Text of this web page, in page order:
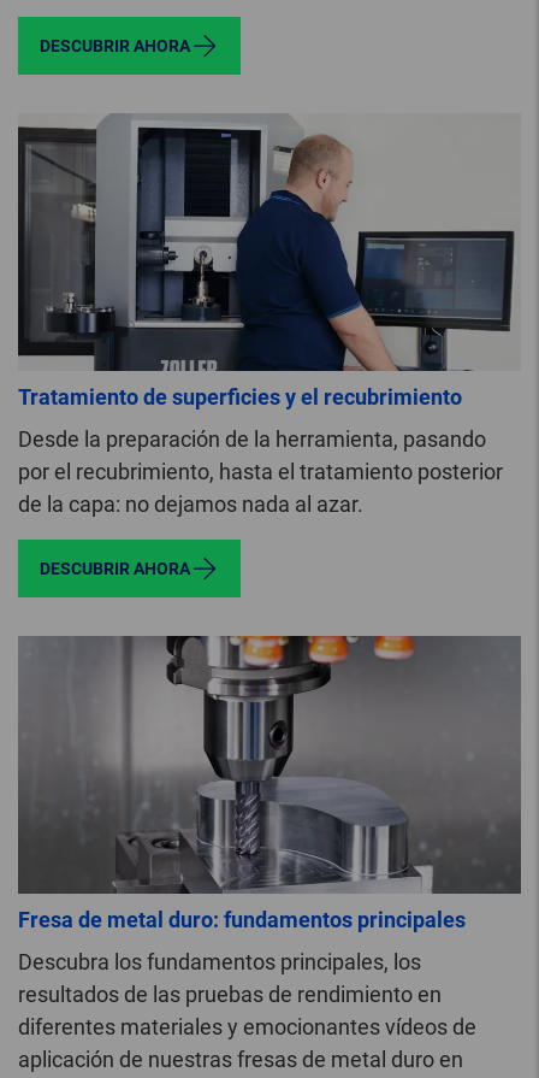
DESCUBRIR AHORA
Tratamiento de superficies y el recubrimiento
Desde la preparación de la herramienta, pasando
por el recubrimiento, hasta el tratamiento posterior
de la capa: no dejamos nada al azar.
DESCUBRIR AHORA
Fresa de metal duro: fundamentos principales
Descubra los fundamentos principales, los
resultados de las pruebas de rendimiento en
diferentes materiales y emocionantes vídeos de
aplicación de nuestras fresas de metal duro en